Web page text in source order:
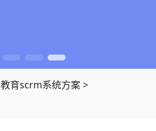
教育scrm系统方案>